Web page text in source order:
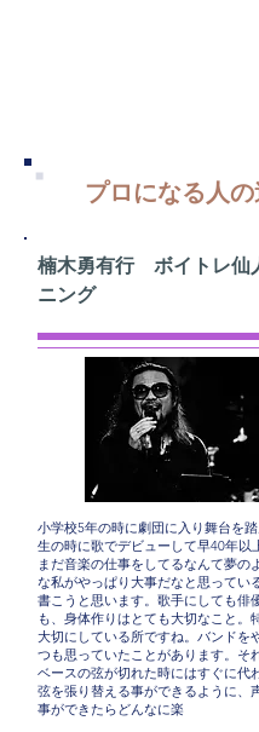
プロになる人
楠木勇有行 ボイトレ仙
ニング
小学校5年の時に劇団に入り舞台を
生の時に歌でデビューして早40年以
まだ音楽の仕事をしてるなんて夢の
な私がやっぱり大事だなと思ってい
書こうと思います。歌手にしても俳
も、身体作りはとても大切なこと。
大切にしている所ですね。バンドを
つも思っていたことがあります。そ
ベースの弦が切れた時にはすぐに代
弦を張り替える事ができるように、
事ができたらどんなに楽